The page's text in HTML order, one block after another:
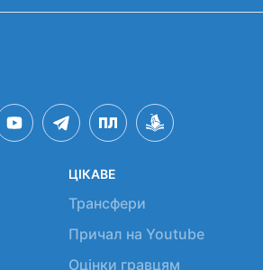
ЦІКАВЕ
Трансфери
Причал на Youtube
Оцінки гравцям